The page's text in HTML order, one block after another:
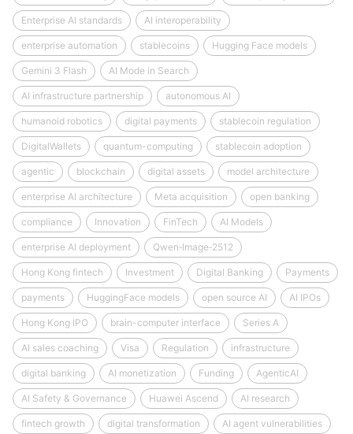
Enterprise AI standards AI interoperability
enterprise automation stablecoins Hugging Face models
Gemini 3 Flash AI Mode in Search
AI infrastructure partnership autonomous AI
humanoid robotics digital payments stablecoin regulation
DigitalWallets quantum-computing stablecoin adoption
agentic blockchain digital assets model architecture
enterprise AI architecture Meta acquisition open banking
compliance Innovation FinTech AI Models
enterprise AI deployment Qwen‑Image‑2512
Hong Kong fintech Investment Digital Banking Payments
payments HuggingFace models open source AI AI IPOs
Hong Kong IPO brain-computer interface Series A
AI sales coaching Visa Regulation infrastructure
digital banking AI monetization Funding AgenticAI
AI Safety & Governance Huawei Ascend AI research
fintech growth digital transformation AI agent vulnerabilities